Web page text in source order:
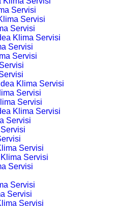
Servisi
Servisi
Servisi
Klima Servisi
Servisi
Servisi
Klima Servisi
Servisi
Servisi
Klima Servisi
Servisi
Servisi
Servisi
Servisi
Servisi
Servisi
Servisi